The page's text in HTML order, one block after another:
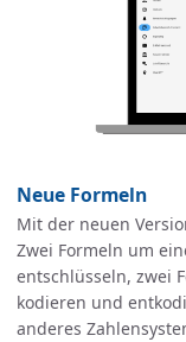
Neue Formeln
Mit der neuen
Zwei Formeln um
entschlüsseln, zwei
kodieren und
anderes